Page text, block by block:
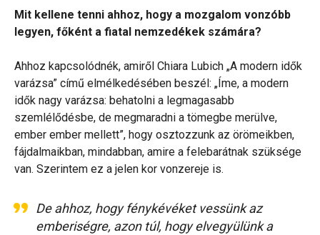
Mit kellene tenni ahhoz, hogy a mozgalom vonzóbb
legyen, főként a fiatal nemzedékek számára?
Ahhoz kapcsolódnék, amiről Chiara Lubich „A modern idők
varázsa” című elmélkedésében beszél: „Íme, a modern
idők nagy varázsa: behatolni a legmagasabb
szemlélődésbe, de megmaradni a tömegbe merülve,
ember ember mellett”, hogy osztozzunk az örömeikben,
fájdalmaikban, mindabban, amire a felebarátnak szüksége
van. Szerintem ez a jelen kor vonzereje is.
De ahhoz, hogy fénykévéket vessünk az
emberiségre, azon túl, hogy elvegyülünk a